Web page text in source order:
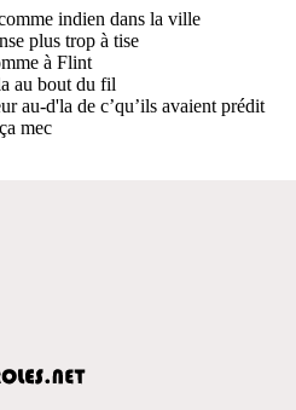
indien dans la ville
plus trop à tise
à Flint
au bout du fil
au-d'la de c’qu’ils avaient prédit
mec